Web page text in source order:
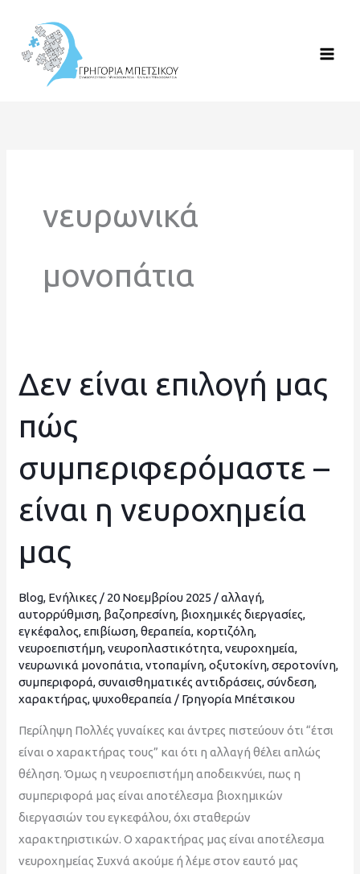
περιεχόμενο
νευρωνικά
μονοπάτια
Δεν είναι επιλογή μας
πώς
συμπεριφερόμαστε –
είναι η νευροχημεία
μας
Blog, Ενήλικες / 20 Νοεμβρίου 2025 /αλλαγή,
αυτορρύθμιση, βαζοπρεσίνη, βιοχημικές διεργασίες,
εγκέφαλος,επιβίωση,θεραπεία, κορτιζόλη,
νευροεπιστήμη,νευροπλαστικότητα,νευροχημεία,
νευρωνικά μονοπάτια,ντοπαμίνη,οξυτοκίνη,σεροτονίνη,
συμπεριφορά,συναισθηματικές αντιδράσεις,σύνδεση,
χαρακτήρας,ψυχοθεραπεία / Γρηγορία Μπέτσικου
Περίληψη Πολλές γυναίκες και άντρες πιστεύουν ότι “έτσι
είναι ο χαρακτήρας τους” και ότι η αλλαγή θέλει απλώς
θέληση. Όμως η νευροεπιστήμη αποδεικνύει, πως η
συμπεριφορά μας είναι αποτέλεσμα βιοχημικών
διεργασιών του εγκεφάλου, όχι σταθερών
χαρακτηριστικών. Ο χαρακτήρας μας είναι αποτέλεσμα
νευροχημείας Συχνά ακούμε ή λέμε στον εαυτό μας
Δεν
είναι
επιλογή
μας
πώς
συμπεριφερόμαστε
–
είναι
η
νευροχημεία
μας